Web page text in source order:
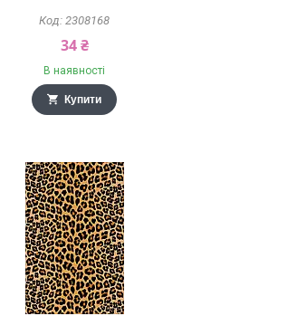
2308168
34 ₴
В наявності
Купити